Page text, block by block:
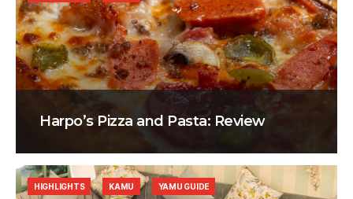
Harpo’s Pizza and Pasta: Review
HIGHLIGHTS KAMU YAMU GUIDE